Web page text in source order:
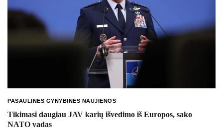
PASAULINĖS GYNYBINĖS NAUJIENOS
Tikimasi daugiau JAV karių išvedimo iš Europos, sako
NATO vadas